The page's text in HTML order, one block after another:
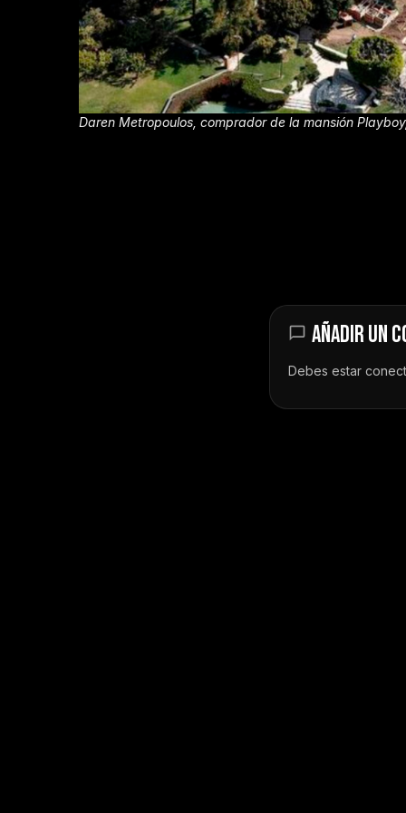
Daren Metropoulos, comprador de la mansión
AÑADIR UN
Debes estar